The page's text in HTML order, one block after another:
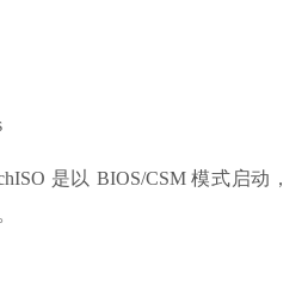
是以 BIOS/CSM 模式启动，